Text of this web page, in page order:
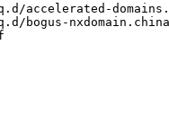
accelerated-
bogus-